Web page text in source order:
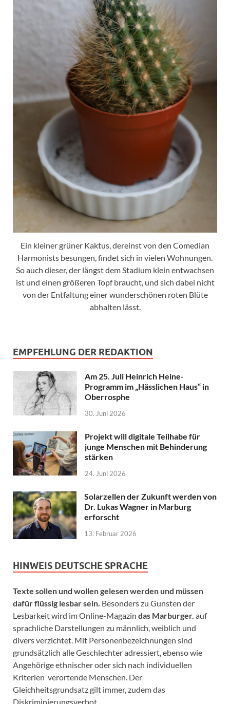
Ein kleiner grüner Kaktus, dereinst von den Comedian
Harmonists besungen, findet sich in vielen Wohnungen.
So auch dieser, der längst dem Stadium klein entwachsen
ist und einen größeren Topf braucht, und sich dabei nicht
von der Entfaltung einer wunderschönen roten Blüte
abhalten lässt.
EMPFEHLUNG DER REDAKTION
Am 25. Juli Heinrich Heine-
Programm im „Hässlichen Haus“ in
Oberrosphe
30. Juni 2026
Projekt will digitale Teilhabe für
junge Menschen mit Behinderung
stärken
24. Juni 2026
Solarzellen der Zukunft werden von
Dr. Lukas Wagner in Marburg
erforscht
13. Februar 2026
HINWEIS DEUTSCHE SPRACHE
Texte sollen und wollen gelesen werden und müssen
dafür flüssig lesbar sein. Besonders zu Gunsten der
Lesbarkeit wird im Online-Magazin das Marburger. auf
sprachliche Darstellungen zu männlich, weiblich und
divers verzichtet. Mit Personenbezeichnungen sind
grundsätzlich alle Geschlechter adressiert, ebenso wie
Angehörige ethnischer oder sich nach individuellen
Kriterien verortende Menschen. Der
Gleichheitsgrundsatz gilt immer, zudem das
Diskriminierungsverbot.